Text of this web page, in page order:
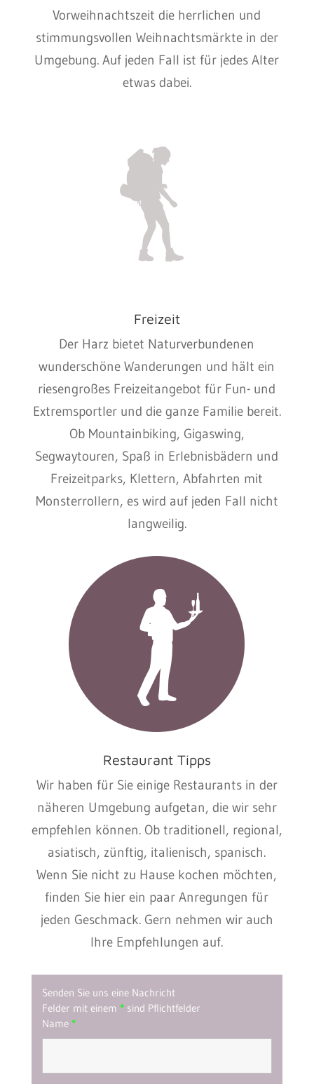
Vorweihnachtszeit die herrlichen und
stimmungsvollen Weihnachtsmärkte in der
Umgebung. Auf jeden Fall ist für jedes Alter
etwas dabei.
Freizeit
Der Harz bietet Naturverbundenen
wunderschöne Wanderungen und hält ein
riesengroßes Freizeitangebot für Fun- und
Extremsportler und die ganze Familie bereit.
Ob Mountainbiking, Gigaswing,
Segwaytouren, Spaß in Erlebnisbädern und
Freizeitparks, Klettern, Abfahrten mit
Monsterrollern, es wird auf jeden Fall nicht
langweilig.
Restaurant Tipps
Wir haben für Sie einige Restaurants in der
näheren Umgebung aufgetan, die wir sehr
empfehlen können. Ob traditionell, regional,
asiatisch, zünftig, italienisch, spanisch.
Wenn Sie nicht zu Hause kochen möchten,
finden Sie hier ein paar Anregungen für
jeden Geschmack. Gern nehmen wir auch
Ihre Empfehlungen auf.
Senden Sie uns eine Nachricht
Felder mit einem *sind Pflichtfelder
Name *